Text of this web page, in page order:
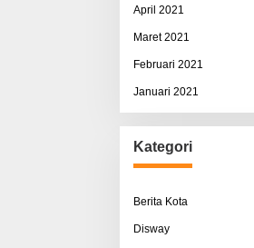
April 2021
Maret 2021
Februari 2021
Januari 2021
Kategori
Berita Kota
Disway